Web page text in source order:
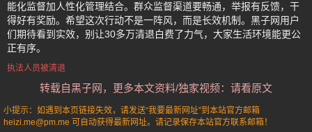
能化监督加人性化管理结合。群众监督渠道要畅通，举报有反馈，干
得好有奖励。希望这次行动不是一阵风，而是长效机制。黑子网用户
们期待看到实效，别让30多万清退白费了力气，大家生活环境能更公
正有序。
执法人员被清退
转载自黑子网，更多本文资料/独家视频：请看原文
小提示：如遇到本页链接失效，请发送“我要最新网址”到本站官方邮箱
heizi.me@pm.me 可自动获得最新网址。请记录保存本站官方联系邮箱！